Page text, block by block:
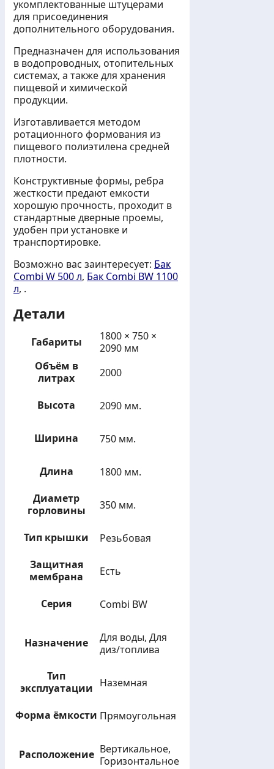
укомплектованные штуцерами
для присоединения
дополнительного оборудования.
Предназначен для использования
в водопроводных, отопительных
системах, а также для хранения
пищевой и химической
продукции.
Изготавливается методом
ротационного формования из
пищевого полиэтилена средней
плотности.
Конструктивные формы, ребра
жесткости предают емкости
хорошую прочность, проходит в
стандартные дверные проемы,
удобен при установке и
транспортировке.
Возможно вас заинтересует: Бак
Combi W 500 л, Бак Combi BW 1100
л, .
Детали
Габариты
1800 × 750 ×
2090 мм
Объём в
литрах
2000
Высота 2090 мм.
Ширина 750 мм.
Длина
1800 мм.
Диаметр
горловины
350 мм.
Тип крышки
Резьбовая
Защитная
мембрана
Есть
Серия Combi BW
Назначение
Для воды, Для
диз/топлива
Тип
эксплуатации Наземная
Форма ёмкости Прямоугольная
Расположение Вертикальное,
Горизонтальное